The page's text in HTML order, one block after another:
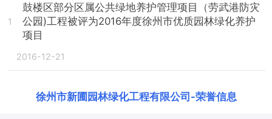
1
鼓楼区部分区属公共绿地养护管理项目（劳武港防灾
公园)工程被评为2016年度徐州市优质园林绿化养护
项目
2016-12-21
徐州市新圃园林绿化工程有限公司 -荣誉信息